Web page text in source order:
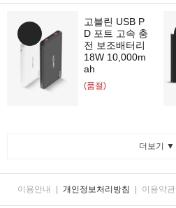
고블린 USB P
D 포트 고속 충
전 보조배터리
18W 10,000m
ah
(품절)
더보기 ▼
이용안내 개인정보처리방침 이용약관